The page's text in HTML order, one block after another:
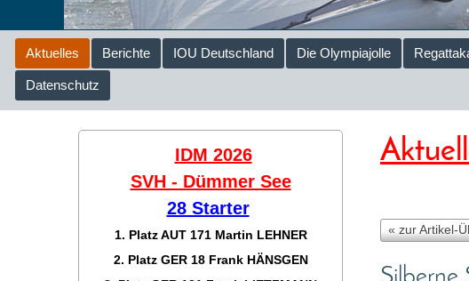
Aktuelles Berichte IOU Deutschland Die Olympiajolle
Datenschutz
« zur Artikel-
IDM 2026
SVH - Dümmer See
28 Starter
1. Platz AUT 171 Martin LEHNER
2. Platz GER 18 Frank HÄNSGEN